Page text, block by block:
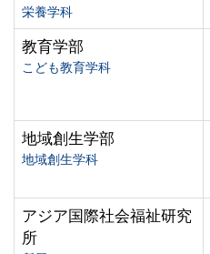
栄養学科
教育学部
こども教育学科
地域創生学部
地域創生学科
アジア国際社会福祉研究
所